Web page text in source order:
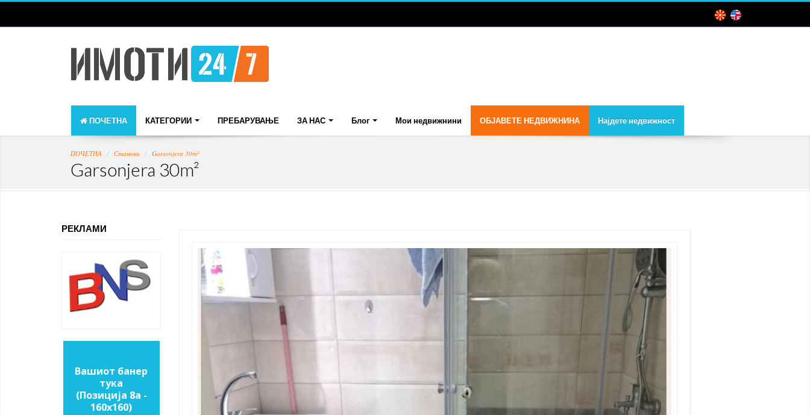
ПОЧЕТНА КАТЕГОРИИ ПРЕБАРУВАЊЕ ЗА НАС Блог Мои недвижнини ОБЈАВЕТЕ НЕДВИЖНИНА Најдете недвижност
ПОЧЕТНА Станови Garsonjera 30m²
Garsonjera 30m²
РЕКЛАМИ
Вашиот банер
тука
(Позиција 8a -
160х160)